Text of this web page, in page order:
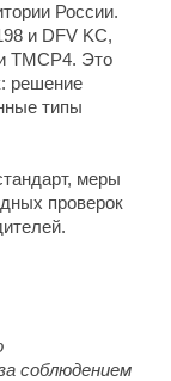
России.
и DFV KC,
TMCP4. Это
решение
типы
меры
проверок
соблюдением